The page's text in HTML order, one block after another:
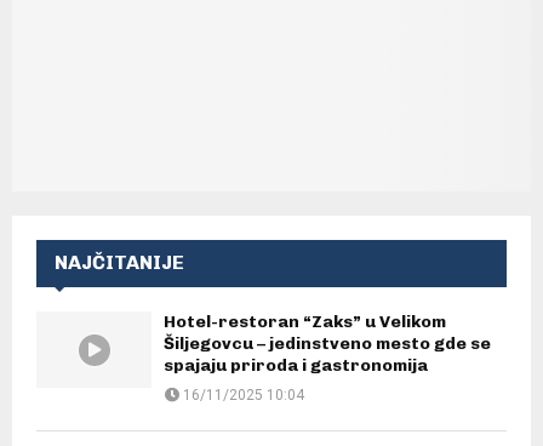
NAJČITANIJE
Hotel-restoran “Zaks” u Velikom
Šiljegovcu – jedinstveno mesto gde se
spajaju priroda i gastronomija
16/11/2025 10:04